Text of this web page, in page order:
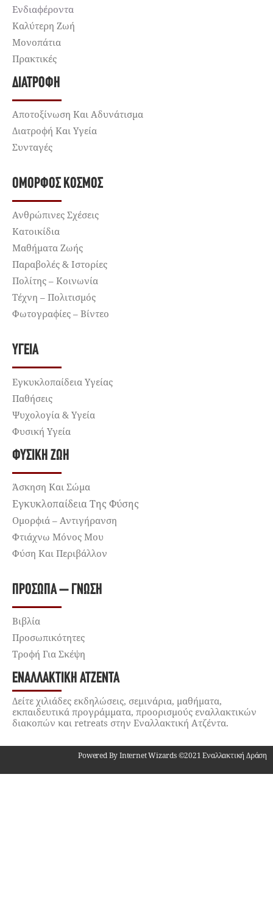
Ενδιαφέροντα
Καλύτερη Ζωή
Μονοπάτια
Πρακτικές
ΔΙΑΤΡΟΦΉ
Αποτοξίνωση Και Αδυνάτισμα
Διατροφή Και Υγεία
Συνταγές
ΌΜΟΡΦΟΣ ΚΌΣΜΟΣ
Ανθρώπινες Σχέσεις
Κατοικίδια
Μαθήματα Ζωής
Παραβολές & Ιστορίες
Πολίτης – Κοινωνία
Τέχνη – Πολιτισμός
Φωτογραφίες – Βίντεο
ΥΓΕΊΑ
Εγκυκλοπαίδεια Υγείας
Παθήσεις
Ψυχολογία & Υγεία
Φυσική Υγεία
ΦΥΣΙΚΉ ΖΩΉ
Άσκηση Και Σώμα
Εγκυκλοπαίδεια Της Φύσης
Ομορφιά – Αντιγήρανση
Φτιάχνω Μόνος Μου
Φύση Και Περιβάλλον
ΠΡΌΣΩΠΑ – ΓΝΏΣΗ
Βιβλία
Προσωπικότητες
Τροφή Για Σκέψη
ΕΝΑΛΛΑΚΤΙΚΉ ΑΤΖΈΝΤΑ
Δείτε χιλιάδες εκδηλώσεις, σεμινάρια, μαθήματα,
εκπαιδευτικά προγράμματα, προορισμούς εναλλακτικών
διακοπών και retreats στην Εναλλακτική Ατζέντα.
Powered By Internet Wizards ©2021 Εναλλακτική Δράση